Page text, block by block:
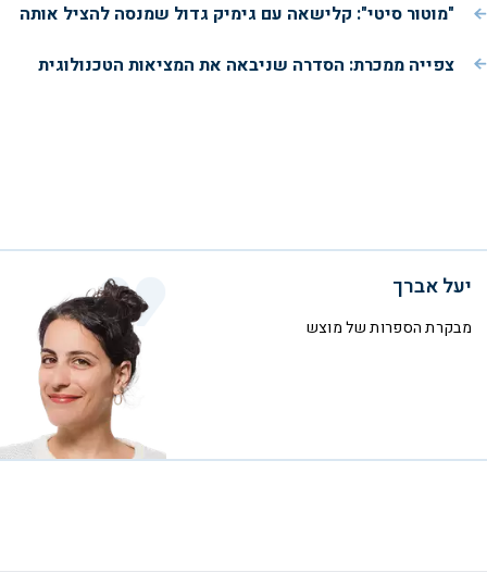
"מוטור סיטי": קלישאה עם גימיק גדול שמנסה להציל אותה
צפייה ממכרת: הסדרה שניבאה את המציאות הטכנולוגית
יעל אברך
מבקרת הספרות של מוצש